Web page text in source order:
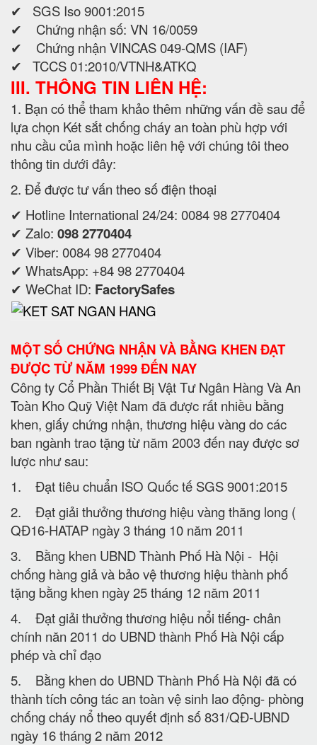
✔ SGS Iso 9001:2015
✔ Chứng nhận số: VN 16/0059
✔ Chứng nhận VINCAS 049-QMS (IAF)
✔ TCCS 01:2010/VTNH&ATKQ
III. THÔNG TIN LIÊN HỆ:
1. Bạn có thể tham khảo thêm những vấn đề sau để
lựa chọn Két sắt chống cháy an toàn phù hợp với
nhu cầu của mình hoặc liên hệ với chúng tôi theo
thông tin dưới đây:
2. Để được tư vấn theo số điện thoại
✔ Hotline International 24/24: 0084 98 2770404
✔ Zalo: 098 2770404
✔ Viber: 0084 98 2770404
✔ WhatsApp: +84 98 2770404
✔ WeChat ID: FactorySafes
MỘT SỐ CHỨNG NHẬN VÀ BẰNG KHEN ĐẠT
ĐƯỢC TỪ NĂM 1999 ĐẾN NAY
Công ty Cổ Phần Thiết Bị Vật Tư Ngân Hàng Và An
Toàn Kho Quỹ Việt Nam đã được rất nhiều bằng
khen, giấy chứng nhận, thương hiệu vàng do các
ban ngành trao tặng từ năm 2003 đến nay được sơ
lược như sau:
1. Đạt tiêu chuẩn ISO Quốc tế SGS 9001:2015
2. Đạt giải thưởng thương hiệu vàng thăng long (
QĐ16-HATAP ngày 3 tháng 10 năm 2011
3. Bằng khen UBND Thành Phố Hà Nội - Hội
chống hàng giả và bảo vệ thương hiệu thành phố
tặng bằng khen ngày 25 tháng 12 năm 2011
4. Đạt giải thưởng thương hiệu nổi tiếng- chân
chính năn 2011 do UBND thành Phố Hà Nội cấp
phép và chỉ đạo
5. Bằng khen do UBND Thành Phố Hà Nội đã có
thành tích công tác an toàn vệ sinh lao động- phòng
chống cháy nổ theo quyết định số 831/QĐ-UBND
ngày 16 tháng 2 năm 2012